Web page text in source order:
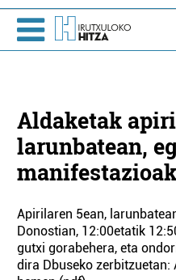
Aldaketak
larunbatean,
Apirilaren 5ean,
Donostian, 12:00etatik
gutxi gorabehera, eta
dira Dbuseko